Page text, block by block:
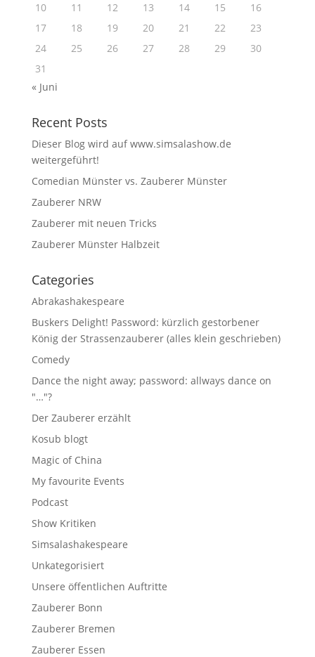
10
11 12 13 14 15
16
17
18 19 20 21 22
23
24
25 26 27 28 29
30
31
« Juni
Recent Posts
Dieser Blog wird auf www.simsalashow.de
weitergeführt!
Comedian Münster vs. Zauberer Münster
Zauberer NRW
Zauberer mit neuen Tricks
Zauberer Münster Halbzeit
Categories
Abrakashakespeare
Buskers Delight! Password: kürzlich gestorbener
König der Strassenzauberer (alles klein geschrieben)
Comedy
Dance the night away; password: allways dance on
"…"?
Der Zauberer erzählt
Kosub blogt
Magic of China
My favourite Events
Podcast
Show Kritiken
Simsalashakespeare
Unkategorisiert
Unsere öffentlichen Auftritte
Zauberer Bonn
Zauberer Bremen
Zauberer Essen